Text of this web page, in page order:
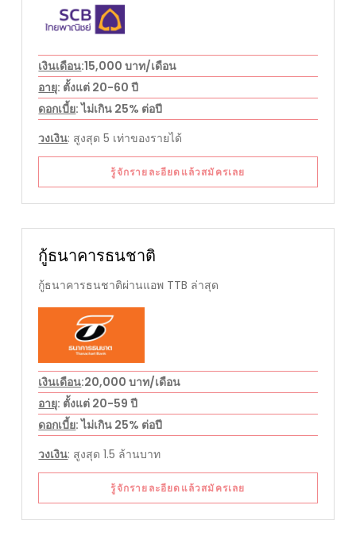
เงินเดือน:15,000 บาท/เดือน
อายุ: ตั้งแต่ 20-60 ปี
ดอกเบี้ย: ไม่เกิน 25% ต่อปี
วงเงิน: สูงสุด 5 เท่าของรายได้
รู้จักรายละอียดแล้วสมัครเลย
กู้ธนาคารธนชาติ
กู้ธนาคารธนชาติผ่านแอพ TTB ล่าสุด
เงินเดือน:20,000 บาท/เดือน
อายุ: ตั้งแต่ 20-59 ปี
ดอกเบี้ย: ไม่เกิน 25% ต่อปี
วงเงิน: สูงสุด 1.5 ล้านบาท
รู้จักรายละอียดแล้วสมัครเลย